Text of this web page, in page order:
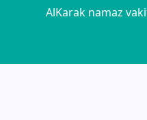
AlKarak namaz